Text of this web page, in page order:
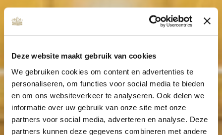
Deze website maakt gebruik van cookies
We gebruiken cookies om content en advertenties te
personaliseren, om functies voor social media te bieden
en om ons websiteverkeer te analyseren. Ook delen we
informatie over uw gebruik van onze site met onze
partners voor social media, adverteren en analyse. Deze
partners kunnen deze gegevens combineren met andere